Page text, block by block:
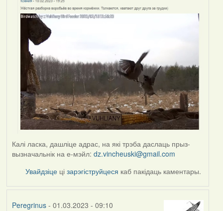
Калі ласка, дашліце адрас, на які трэба даслаць прыз-
вызначальнік на е-мэйл: dz.vincheuski@gmail.com
Увайдзіце цізарэгіструйцеся каб пакідаць каментары.
Peregrinus- 01.03.2023 - 09:10